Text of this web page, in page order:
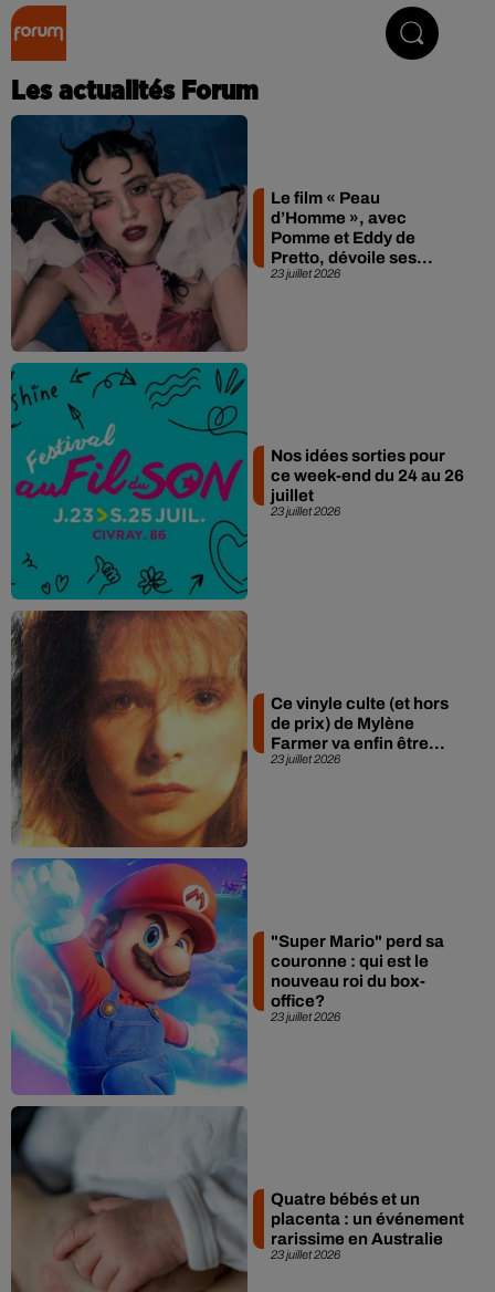
Les actualités Forum
23 juillet 2026
Le film « Peau
d’Homme », avec
Pomme et Eddy de
Pretto, dévoile ses...
23 juillet 2026
Nos idées sorties pour
ce week-end du 24 au 26
juillet
23 juillet 2026
Ce vinyle culte (et hors
de prix) de Mylène
Farmer va enfin être...
23 juillet 2026
"Super Mario" perd sa
couronne : qui est le
nouveau roi du box-
office?
23 juillet 2026
Quatre bébés et un
placenta : un événement
rarissime en Australie